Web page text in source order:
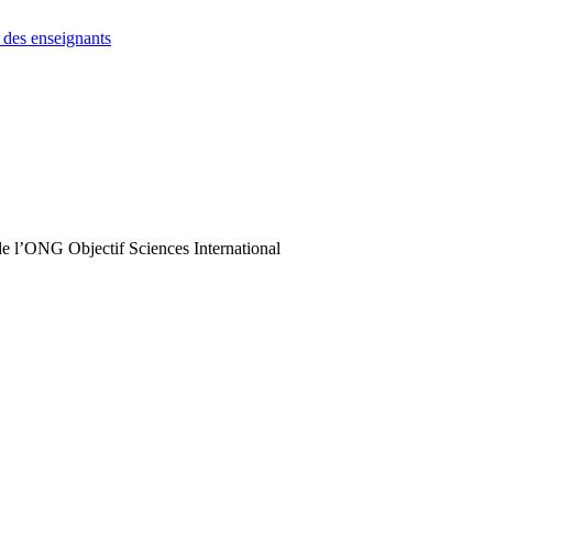
enseignants
l’ONG Objectif Sciences International